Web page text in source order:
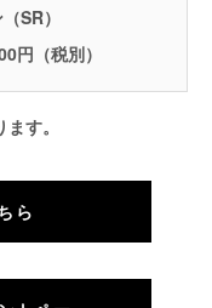
SR）
円（税別）
す。
ら